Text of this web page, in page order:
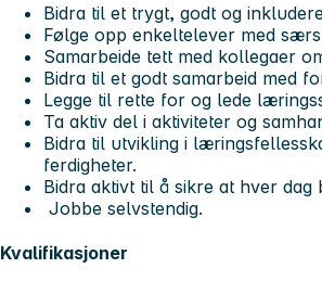
Bidra til et trygt, godt og
Følge opp enkeltelever med
Samarbeide tett med kollegaer
Bidra til et godt samarbeid med
Legge til rette for og lede
Ta aktiv del i aktiviteter og
Bidra til utvikling i
ferdigheter.
Bidra aktivt til å sikre at hver
Jobbe selvstendig.
Kvalifikasjoner